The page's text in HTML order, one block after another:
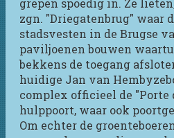
grepen spoedig in. Ze
zgn. "Driegatenbrug" waar
stadsvesten in de Brugse
paviljoenen bouwen
bekkens de toegang
huidige Jan van
complex officieel de "Porte
hulppoort, waar ook
Om echter de